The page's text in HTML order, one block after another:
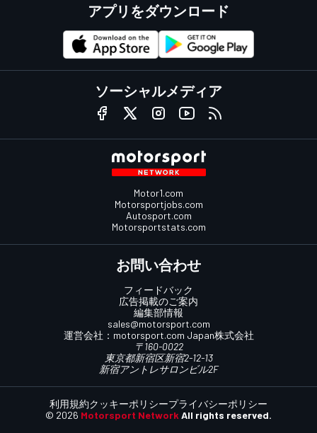
アプリをダウンロード
ソーシャルメディア
Motor1.com
Motorsportjobs.com
Autosport.com
Motorsportstats.com
お問い合わせ
フィードバック
広告掲載のご案内
編集部情報
sales@motorsport.com
運営会社： motorsport.com Japan株式会社
〒160-0022
東京都新宿区新宿2-12-13
新宿アントレサロンビル2F
© 2026 Motorsport Network All rights reserved.
利用規約クッキーポリシープライバシーポリシー